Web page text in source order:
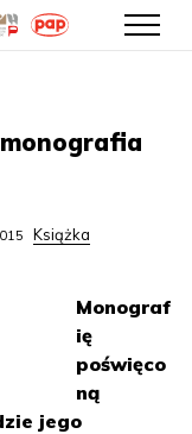
Książka
Monograf
ię
poświęco
ną
jego